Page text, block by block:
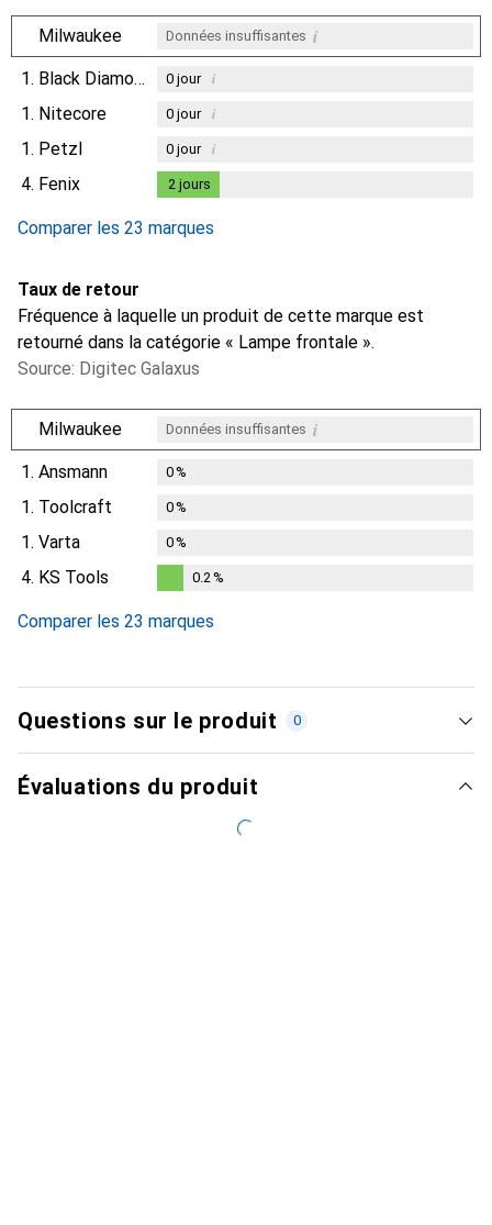
Milwaukee Données insuffisantes i
1. Black Diamond 0jour i
1. Nitecore 0jour i
1. Petzl 0jour i
4. Fenix 2 jours
Comparer les 23 marques
Taux de retour
Fréquence à laquelle un produit de cette marque est
retourné dans la catégorie « Lampe frontale ».
Source: Digitec Galaxus
Milwaukee Données insuffisantes i
1. Ansmann 0%
1. Toolcraft 0%
1. Varta 0%
4. KS Tools 0.2 %
Comparer les 23 marques
Questions sur le produit 0
Évaluations du produit